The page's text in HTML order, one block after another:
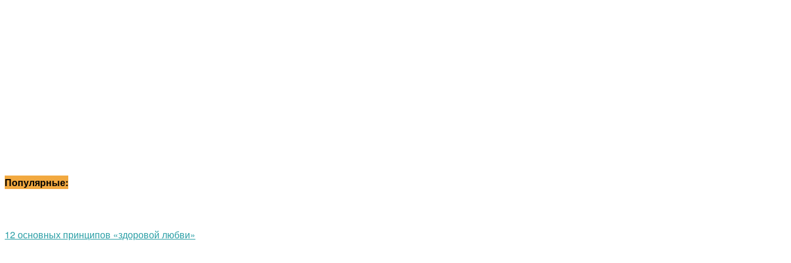
Популярные:
12 основных принципов «здоровой любви»